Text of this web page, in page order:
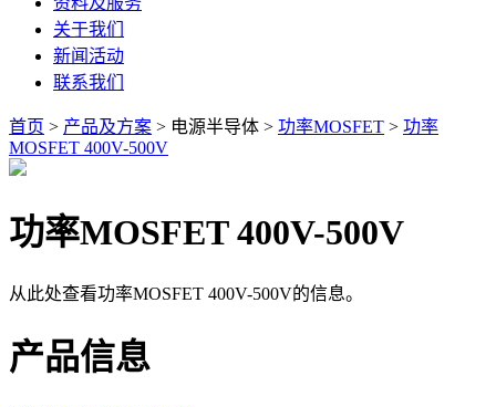
关于我们
新闻活动
联系我们
首页 > 产品及方案 > 电源半导体 > 功率MOSFET > 功率
MOSFET 400V-500V
功率MOSFET 400V-500V
从此处查看功率MOSFET 400V-500V的信息。
产品信息